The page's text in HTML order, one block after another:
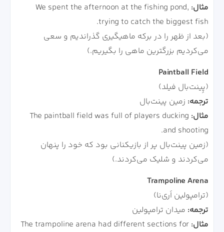
مثال: We spent the afternoon at the fishing pond,
trying to catch the biggest fish.
(بعد از ظهر را در برکه ماهیگیری گذراندیم و سعی
می‌کردیم بزرگترین ماهی را بگیریم.)
Paintball Field
(پِینت‌بال فیلد)
ترجمه: زمین پینت‌بال
مثال: The paintball field was full of players ducking
and shooting.
(زمین پینت‌بال پر از بازیکنانی بود که خود را پنهان
می‌کردند و شلیک می‌کردند.)
Trampoline Arena
(ترامپولین اَری‌نا)
ترجمه: میدان ترامپولین
مثال: The trampoline arena had different sections for